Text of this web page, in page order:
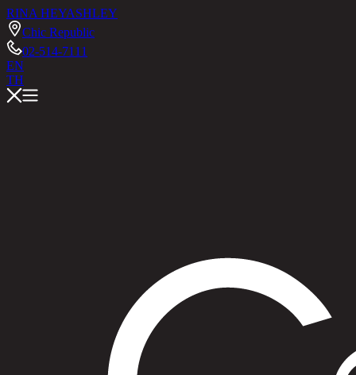
RINA HEYASHLEY
Chic Republic
02-514-7111
EN
TH